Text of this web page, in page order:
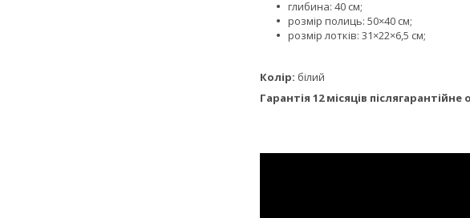
глибина: 40 см;
розмір полиць: 50×40 см;
розмір лотків: 31×22×6,5 см;
Колір: білий
Гарантія 12 місяців